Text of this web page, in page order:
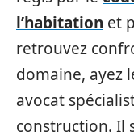
l’habitation et
retrouvez
domaine, ayez
avocat
construction. Il